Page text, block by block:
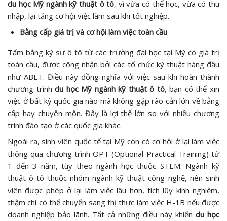
du học Mỹ ngành kỹ thuật ô tô, vì vừa có thể học, vừa có thu
nhập, lại tăng cơ hội việc làm sau khi tốt nghiệp.
Bằng cấp giá trị và cơ hội làm việc toàn cầu
Tấm bằng kỹ sư ô tô từ các trường đại học tại Mỹ có giá trị
toàn cầu, được công nhận bởi các tổ chức kỹ thuật hàng đầu
như ABET. Điều này đồng nghĩa với việc sau khi hoàn thành
chương trìnhdu học Mỹ ngành kỹ thuật ô tô, bạn có thể xin
việc ở bất kỳ quốc gia nào mà không gặp rào cản lớn về bằng
cấp hay chuyên môn. Đây là lợi thế lớn so với nhiều chương
trình đào tạo ở các quốc gia khác.
Ngoài ra, sinh viên quốc tế tại Mỹ còn có cơ hội ở lại làm việc
thông qua chương trình OPT (Optional Practical Training) từ
1 đến 3 năm, tùy theo ngành học thuộc STEM. Ngành kỹ
thuật ô tô thuộc nhóm ngành kỹ thuật công nghệ, nên sinh
viên được phép ở lại làm việc lâu hơn, tích lũy kinh nghiệm,
thậm chí có thể chuyển sang thị thực làm việc H-1B nếu được
doanh nghiệp bảo lãnh. Tất cả những điều này khiến du học